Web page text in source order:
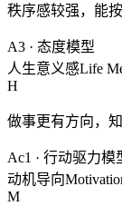
秩序感较强，能
A3 · 态度模型
人生意义感Life
H
做事更有方向，
Ac1 · 行动驱力模
动机导向
M